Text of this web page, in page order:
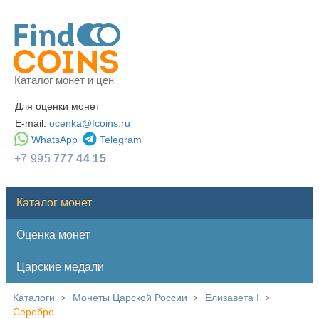
Каталог монет и цен
Для оценки монет
E-mail: ocenka@fcoins.ru
WhatsApp
Telegram
+7 995777 44 15
Каталог монет
Оценка монет
Царские медали
Каталоги > Монеты Царской России > Елизавета I >
Серебро